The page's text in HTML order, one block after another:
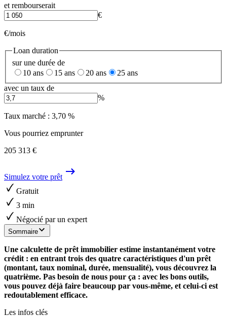
et rembourserait
€
€/mois
Loan duration
sur une durée de
10 ans
15 ans 20 ans
25 ans
avec un taux de
%
Taux marché : 3,70 %
Vous pourriez emprunter
205 313 €
Simulez votre prêt
Gratuit
3 min
Négocié par un expert
Sommaire
Une calculette de prêt immobilier estime instantanément votre
crédit : en entrant trois des quatre caractéristiques d'un prêt
(montant, taux nominal, durée, mensualité), vous découvrez la
quatrième. Pas besoin de nous pour ça : avec les bons outils,
vous pouvez déjà faire beaucoup par vous-même, et celui-ci est
redoutablement efficace.
Les infos clés